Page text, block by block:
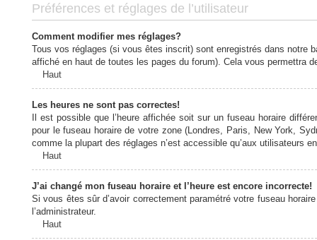
Préférences et réglages de l’utilisateur
Comment modifier mes réglages?
Tous vos réglages (si vous êtes inscrit) sont enregistrés dans notre
affiché en haut de toutes les pages du forum). Cela vous permettra
Haut
Les heures ne sont pas correctes!
Il est possible que l’heure affichée soit sur un fuseau horaire
pour le fuseau horaire de votre zone (Londres, Paris, New York,
comme la plupart des réglages n’est accessible qu’aux utilisateurs
Haut
J’ai changé mon fuseau horaire et l’heure est encore incorrecte!
Si vous êtes sûr d’avoir correctement paramétré votre fuseau
l’administrateur.
Haut